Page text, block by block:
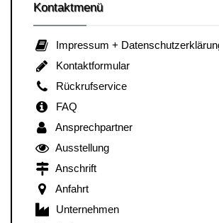
Kontaktmenü
Impressum +
Kontaktformular
Rückrufservice
FAQ
Ansprechpartner
Ausstellung
Anschrift
Anfahrt
Unternehmen